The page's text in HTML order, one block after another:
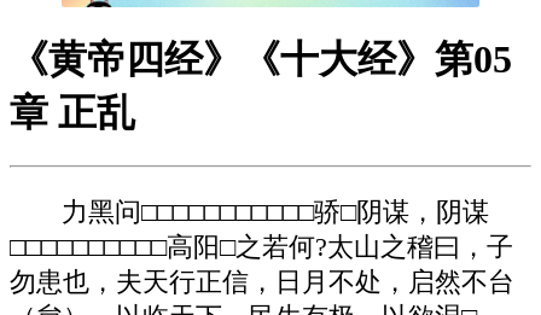
《黄帝四经》《十大经》第05
章 正乱
力黑问□□□□□□□□□□□骄□阴谋，阴谋
□□□□□□□□□□高阳□之若何?太山之稽曰，子
勿患也，夫天行正信，日月不处，启然不台